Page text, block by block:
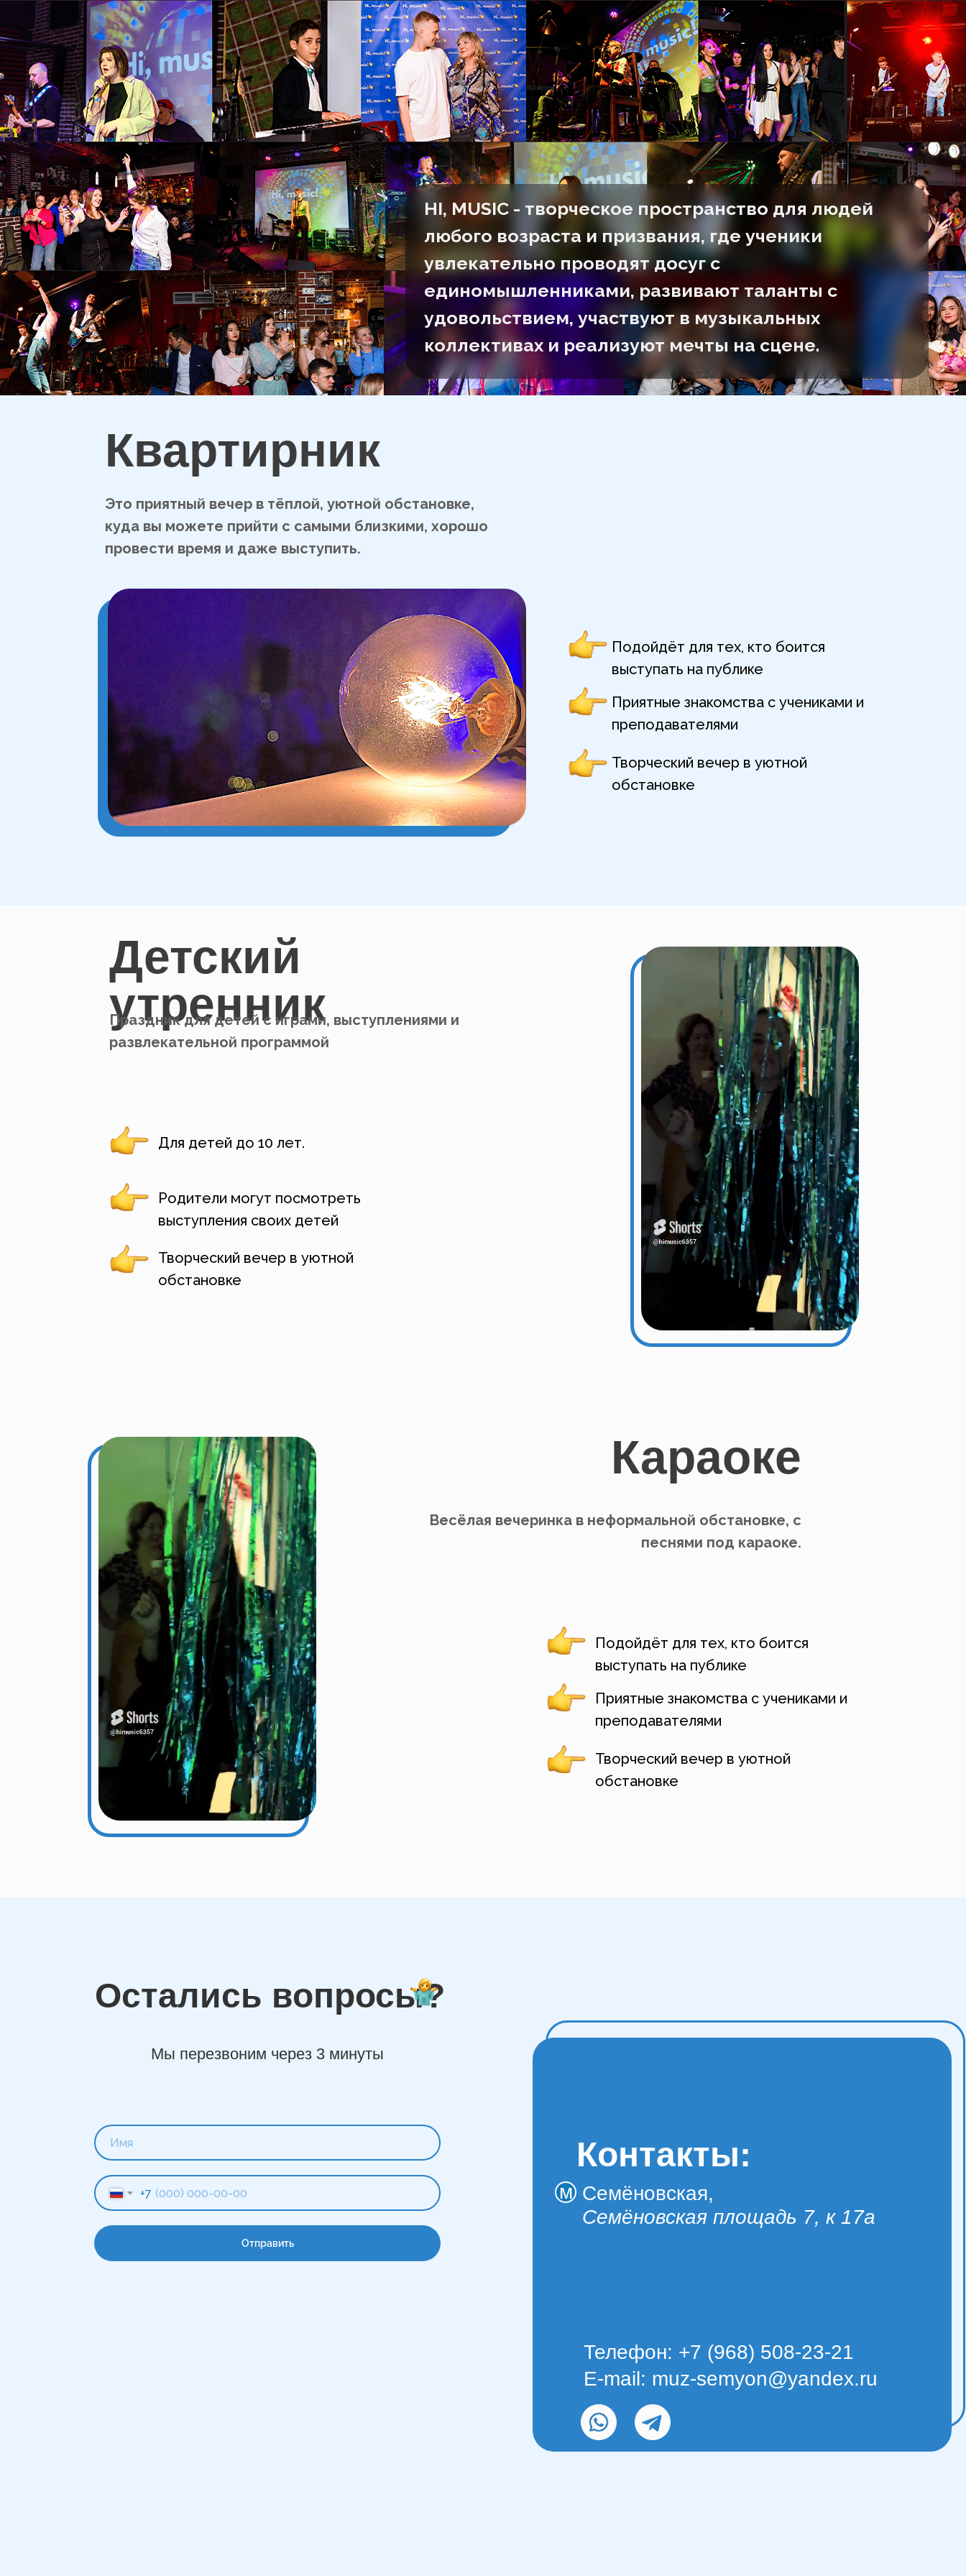
HI, MUSIC - творческое пространство для людей
любого возраста и призвания, где ученики
увлекательно проводят досуг с
единомышленниками, развивают таланты с
удовольствием, участвуют в музыкальных
коллективах и реализуют мечты на сцене.
Квартирник
Это приятный вечер в тёплой, уютной обстановке,
куда вы можете прийти с самыми близкими, хорошо
провести время и даже выступить.
Подойдёт для тех, кто боится
выступать на публике
Приятные знакомства с учениками и
преподавателями
Творческий вечер в уютной
обстановке
Детский
утренник
Праздник для детей с играми, выступлениями и
развлекательной программой
Для детей до 10 лет.
Родители могут посмотреть
выступления своих детей
Творческий вечер в уютной
обстановке
Караоке
Весёлая вечеринка в неформальной обстановке, с
песнями под караоке.
Подойдёт для тех, кто боится
выступать на публике
Приятные знакомства с учениками и
преподавателями
Творческий вечер в уютной
обстановке
Остались вопросы?
м
Контакты:
Семёновская,
Семёновская площадь 7, к 17а
Телефон: +7 (968) 508-23-21
E-mail: muz-semyon@yandex.ru
Мы перезвоним через 3 минуты
+7
Отправить